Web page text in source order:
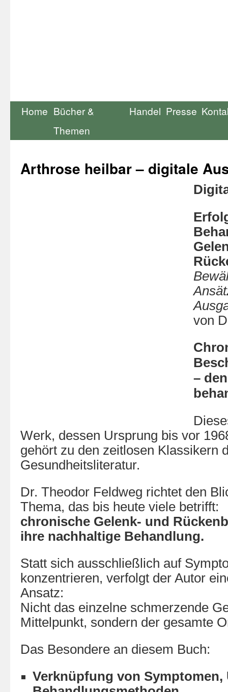
Home Bücher &
Themen
Handel Presse
Arthrose heilbar – digitale
von
–
Werk, dessen Ursprung bis vor
gehört zu den zeitlosen Klassikern
Gesundheitsliteratur.
Dr. Theodor Feldweg richtet den
Thema, das bis heute viele betrifft:
chronische Gelenk- und
ihre nachhaltige Behandlung.
Statt sich ausschließlich auf
konzentrieren, verfolgt der Autor
Ansatz:
Nicht das einzelne schmerzende
Mittelpunkt, sondern der gesamte
Das Besondere an diesem Buch:
Verknüpfung von Symptomen,